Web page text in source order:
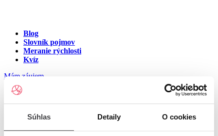
Súhlas Detaily O cookies
Blog
Slovník pojmov
Meranie rýchlosti
Kvíz
Mám záujem
Internet v meste Ružbachy -
kúpele